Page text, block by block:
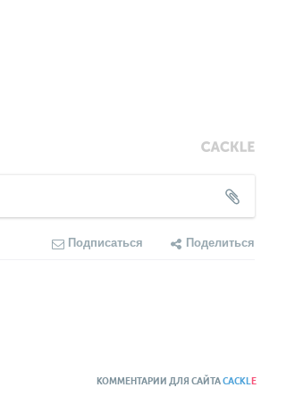
Подписаться Поделиться
КОММЕНТАРИИ ДЛЯ САЙТАCACKL E